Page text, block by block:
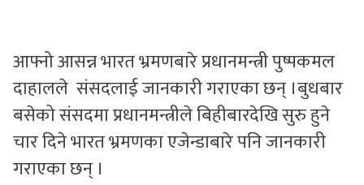
आफ्नो आसन्न भारत भ्रमणबारे प्रधानमन्त्री पुष्पकमल
दाहालले संसदलाई जानकारी गराएका छन् ।बुधबार
बसेको संसदमा प्रधानमन्त्रीले बिहीबारदेखि सुरु हुने
चार दिने भारत भ्रमणका एजेन्डाबारे पनि जानकारी
गराएका छन् ।